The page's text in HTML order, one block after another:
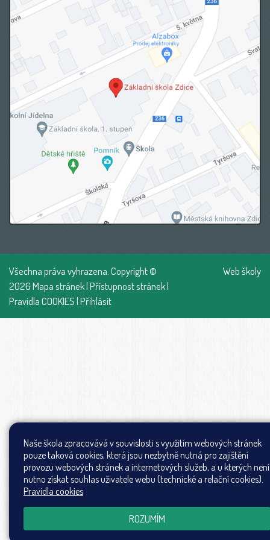
Všechna práva vyhrazena. Copyright ©
2026Mapa stránek|Přístupnost stránek|
Pravidla COOKIES|Přihlásit
Web školy
Naše škola zpracovává v souvislosti s využitím webových stránek
pouze taková cookies, která jsou nezbytně nutná pro zajištění
provozu webových stránek a internetových služeb, a u kterých není
nutno získat souhlas uživatele webu (technické a relační cookies).
Pravidla cookies
ROZUMÍM